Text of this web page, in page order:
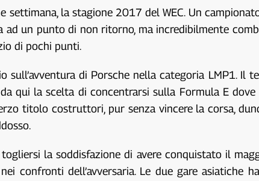
settimana, la stagione 2017 del WEC. Un
ad un punto di non ritorno, ma incredibilmente
di pochi punti.
sull’avventura di Porsche nella categoria LMP1. Il
qui la scelta di concentrarsi sulla Formula E
titolo costruttori, pur senza vincere la corsa,
la soddisfazione di avere conquistato il
confronti dell’avversaria. Le due gare